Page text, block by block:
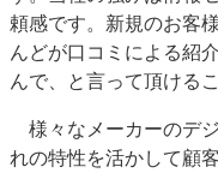
頼感です。新規のお客
んどが口コミによる紹
んで、と言って頂ける
様々なメーカーのデ
れの特性を活かして顧